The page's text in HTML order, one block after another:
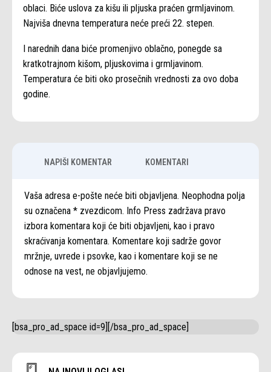
oblaci. Biće uslova za kišu ili pljuska praćen grmljavinom.
Najviša dnevna temperatura neće preći 22. stepen.
I narednih dana biće promenjivo oblačno, ponegde sa
kratkotrajnom kišom, pljuskovima i grmljavinom.
Temperatura će biti oko prosečnih vrednosti za ovo doba
godine.
NAPIŠI KOMENTAR KOMENTARI
Vaša adresa e-pošte neće biti objavljena. Neophodna polja
su označena * zvezdicom. Info Press zadržava pravo
izbora komentara koji će biti objavljeni, kao i pravo
skraćivanja komentara. Komentare koji sadrže govor
mržnje, uvrede i psovke, kao i komentare koji se ne
odnose na vest, ne objavljujemo.
[bsa_pro_ad_space id=9][/bsa_pro_ad_space]